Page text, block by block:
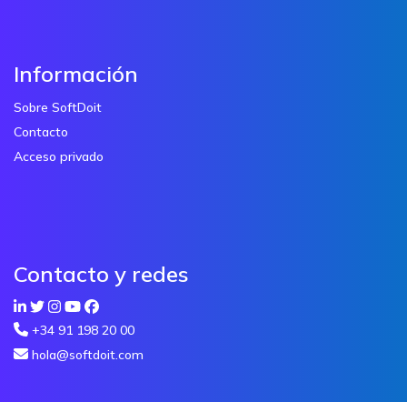
Información
Sobre SoftDoit
Contacto
Acceso privado
Contacto y redes
+34 91 198 20 00
hola@softdoit.com